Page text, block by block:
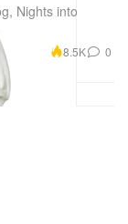
Nights into
8.5K 0